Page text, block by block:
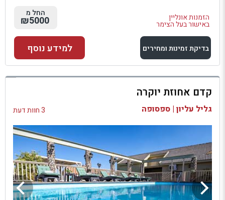
הזמנות אונליין
באישור בעל הצימר
החל מ
₪5000
בדיקת זמינות ומחירים
למתחם זה
בדיקת זמינות ומחירים
למידע נוסף
קדם אחוזת יוקרה
גליל עליון | ספסופה 3 חוות דעת